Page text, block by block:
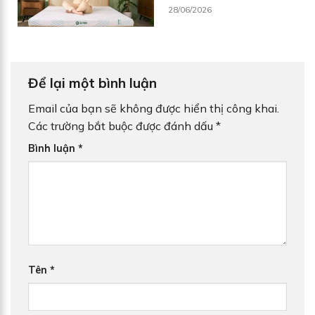
28/06/2026
Để lại một bình luận
Email của bạn sẽ không được hiển thị công khai.
Các trường bắt buộc được đánh dấu *
Bình luận *
Tên *